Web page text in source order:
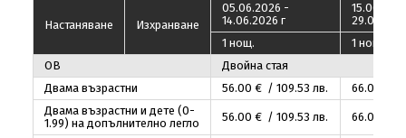
Настаняване Изхранване
05.06.2026 -
14.06.2026 г
1 нощ.
1 нощ.
OB
Двойна стая
Двама възрастни
56.00 € / 109.53 лв. 66.00
Двама възрастни и дете (0-
1.99) на допълнително легло
56.00 € / 109.53 лв. 66.00